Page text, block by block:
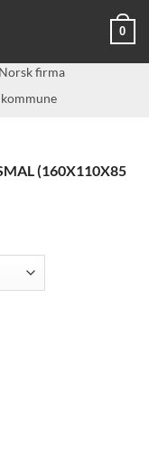
0
firma
(160X110X85